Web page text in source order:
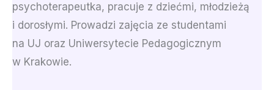
psychoterapeutka, pracuje z dziećmi, młodzieżą
i dorosłymi. Prowadzi zajęcia ze studentami
na UJ oraz Uniwersytecie Pedagogicznym
w Krakowie.